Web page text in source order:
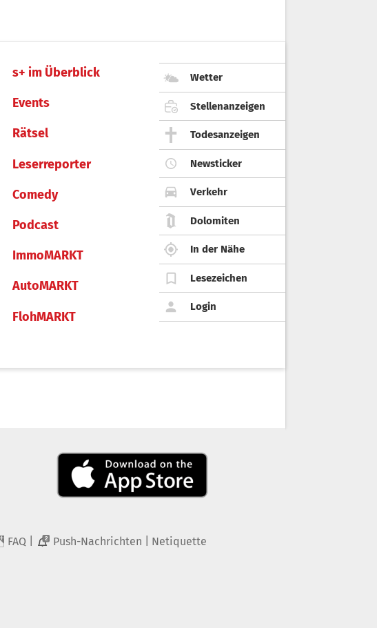
s+ im Überblick
Events
Rätsel
Leserreporter
Comedy
Podcast
ImmoMARKT
AutoMARKT
FlohMARKT
Wetter
Stellenanzeigen
Todesanzeigen
Newsticker
Verkehr
Dolomiten
In der Nähe
Lesezeichen
Login
FAQ 2 Push-Nachrichten Netiquette